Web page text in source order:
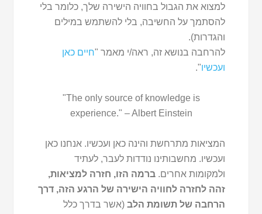
למצוא את הגבול בחוויה הישירה שלך, כלומר בלי
להסתמך על החשיבה, בלי להשתמש במילים
והגדרות).
להרחבה בנושא זה, ראה/י מאמר "חיים כאן
ועכשיו".
"The only source of knowledge is
experience." – Albert Einstein
המציאות מתרחשת והינה כאן ועכשיו. אנחנו כאן
ועכשיו. מחשבותינו נודדות לעבר, לעתיד
ולמקומות אחרים. ברמה הזו, חזרה למציאות,
זהה לחזרה לחוויה הישירה של הרגע הזה, דרך
הרחבה של תשומת הלב (אשר בדרך כלל